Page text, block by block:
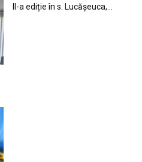
II-a ediție în s. Lucășeuca,...